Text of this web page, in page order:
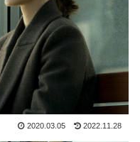
2020.03.05 2022.11.28